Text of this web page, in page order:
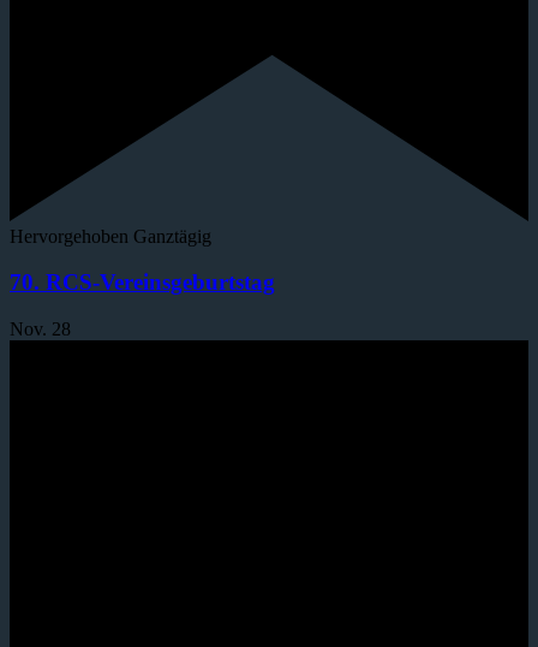
Hervorgehoben Ganztägig
70. RCS-Vereinsgeburtstag
Nov. 28